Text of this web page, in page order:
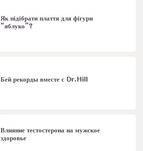
Як підібрати плаття для фігури
“яблуко”?
Бей рекорды вместе с Dr.Hill
Влияние тестостерона на мужское
здоровье